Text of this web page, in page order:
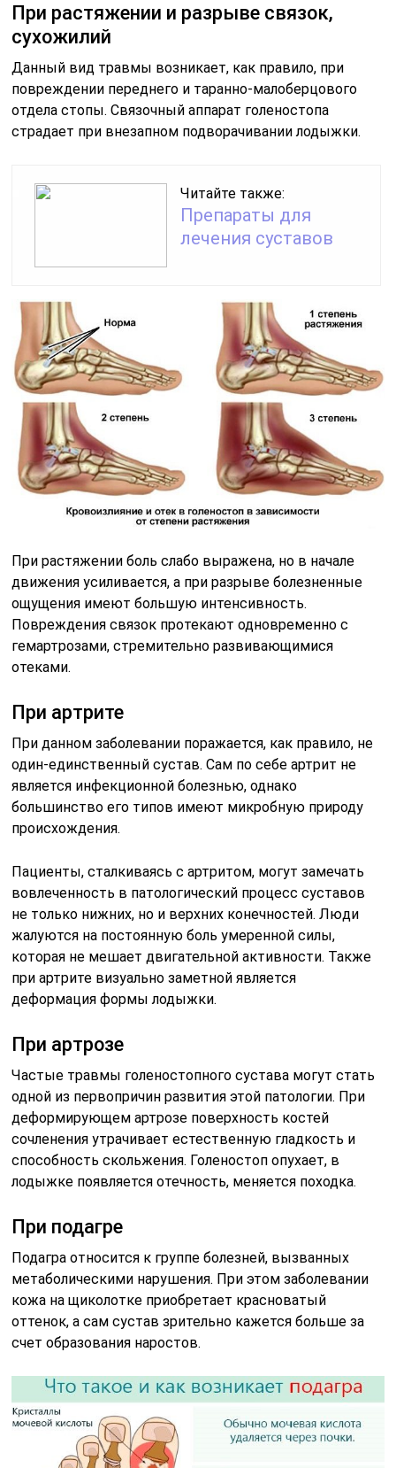
При растяжении и разрыве связок,
сухожилий
Данный вид травмы возникает, как правило, при
повреждении переднего и таранно-малоберцового
отдела стопы. Связочный аппарат голеностопа
страдает при внезапном подворачивании лодыжки.
Читайте также:
Препараты для
лечения суставов
При растяжении боль слабо выражена, но в начале
движения усиливается, а при разрыве болезненные
ощущения имеют большую интенсивность.
Повреждения связок протекают одновременно с
гемартрозами, стремительно развивающимися
отеками.
При артрите
При данном заболевании поражается, как правило, не
один-единственный сустав. Сам по себе артрит не
является инфекционной болезнью, однако
большинство его типов имеют микробную природу
происхождения.
Пациенты, сталкиваясь с артритом, могут замечать
вовлеченность в патологический процесс суставов
не только нижних, но и верхних конечностей. Люди
жалуются на постоянную боль умеренной силы,
которая не мешает двигательной активности. Также
при артрите визуально заметной является
деформация формы лодыжки.
При артрозе
Частые травмы голеностопного сустава могут стать
одной из первопричин развития этой патологии. При
деформирующем артрозе поверхность костей
сочленения утрачивает естественную гладкость и
способность скольжения. Голеностоп опухает, в
лодыжке появляется отечность, меняется походка.
При подагре
Подагра относится к группе болезней, вызванных
метаболическими нарушения. При этом заболевании
кожа на щиколотке приобретает красноватый
оттенок, а сам сустав зрительно кажется больше за
счет образования наростов.